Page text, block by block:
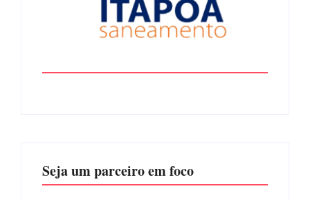
Seja um parceiro em foco